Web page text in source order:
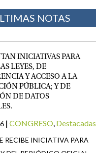
NOTAS
INICIATIVAS PARA
LEYES, DE
Y ACCESO A LA
PÚBLICA; Y DE
DE DATOS
| CONGRESO, Destacadas
RECIBE INICIATIVA PARA